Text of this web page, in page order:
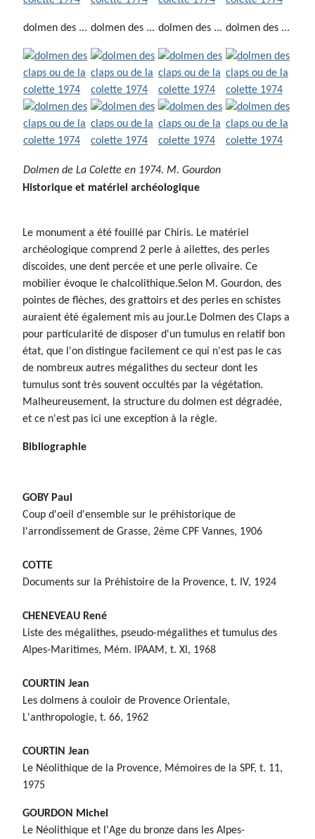
dolmen des ... dolmen des ... dolmen des ... dolmen des ...
Dolmen de La Colette en 1974. M. Gourdon
Historique et matériel archéologique
Le monument a été fouillé par Chiris. Le matériel
archéologique comprend 2 perle à ailettes, des perles
discoides, une dent percée et une perle olivaire. Ce
mobilier évoque le chalcolithique.Selon M. Gourdon, des
pointes de flèches, des grattoirs et des perles en schistes
auraient été également mis au jour.Le Dolmen des Claps a
pour particularité de disposer d'un tumulus en relatif bon
état, que l'on distingue facilement ce qui n'est pas le cas
de nombreux autres mégalithes du secteur dont les
tumulus sont très souvent occultés par la végétation.
Malheureusement, la structure du dolmen est dégradée,
et ce n'est pas ici une exception à la règle.
Bibliographie
GOBY Paul
Coup d'oeil d'ensemble sur le préhistorique de
l'arrondissement de Grasse, 2ème CPF Vannes, 1906
COTTE
Documents sur la Préhistoire de la Provence, t. IV, 1924
CHENEVEAU René
Liste des mégalithes, pseudo-mégalithes et tumulus des
Alpes-Maritimes, Mém. IPAAM, t. XI, 1968
COURTIN Jean
Les dolmens à couloir de Provence Orientale,
L'anthropologie, t. 66, 1962
COURTIN Jean
Le Néolithique de la Provence, Mémoires de la SPF, t. 11,
1975
GOURDON Michel
Le Néolithique et l'Age du bronze dans les Alpes-